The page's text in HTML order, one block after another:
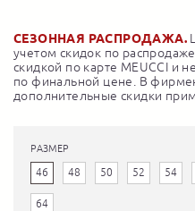
СЕЗОННАЯ РАСПРОДАЖА.
учетом скидок по
скидкой по карте MEUCCI и
по финальной цене. В
дополнительные скидки
РАЗМЕР
46 48 50 52 54
64